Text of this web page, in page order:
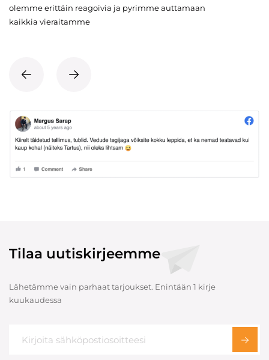
olemme erittäin reagoivia ja pyrimme auttamaan
kaikkia vieraitamme
Tilaa uutiskirjeemme
Lähetämme vain parhaat tarjoukset. Enintään 1 kirje
kuukaudessa